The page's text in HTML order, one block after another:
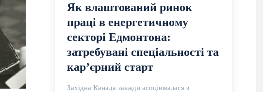
Як влаштований ринок
праці в енергетичному
секторі Едмонтона:
затребувані спеціальності та
кар’єрний старт
Західна Канада завжди асоціювалася з